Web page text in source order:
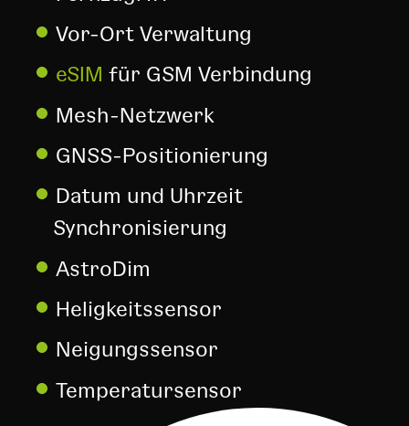
Vor-Ort Verwaltung
eSIM für GSM Verbindung
Mesh-Netzwerk
GNSS-Positionierung
Datum und Uhrzeit
Synchronisierung
AstroDim
Heligkeitssensor
Neigungssensor
Temperatursensor